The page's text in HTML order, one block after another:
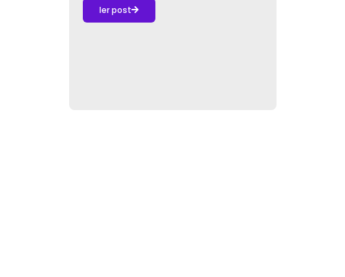
ler post